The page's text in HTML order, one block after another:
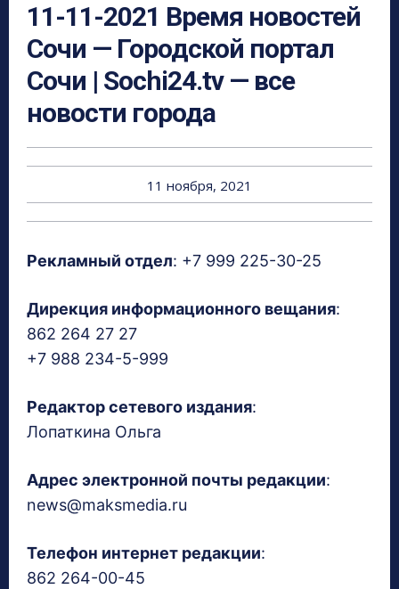
11-11-2021 Время новостей
Сочи — Городской портал
Сочи | Sochi24.tv — все
новости города
11 ноября, 2021
Рекламный отдел: +7 999 225-30-25
Дирекция информационного вещания:
862 264 27 27
+7 988 234-5-999
Редактор сетевого издания:
Лопаткина Ольга
Адрес электронной почты редакции:
news@maksmedia.ru
Телефон интернет редакции:
862 264-00-45